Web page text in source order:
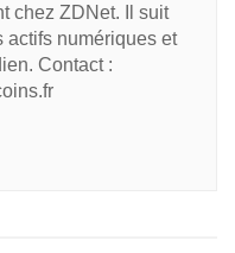
chez ZDNet. Il suit
actifs numériques et
Contact :